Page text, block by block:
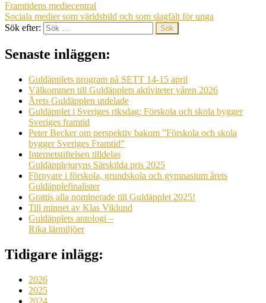
Framtidens mediecentral
Sociala medier som världsbild och som slagfält för unga
Sök efter:
Senaste inläggen:
Guldäpplets program på SETT 14-15 april
Välkommen till Guldäpplets aktiviteter våren 2026
Årets Guldäpplen utdelade
Guldäpplet i Sveriges riksdag: Förskola och skola bygger
Sveriges framtid
Peter Becker om perspektiv bakom ”Förskola och skola
bygger Sveriges Framtid”
Internetstiftelsen tilldelas
Guldäpplejuryns Särskilda pris 2025
Förnyare i förskola, grundskola och gymnasium årets
Guldäpplefinalister
Grattis alla nominerade till Guldäpplet 2025!
Till minnet av Klas Viklund
Guldäpplets antologi –
Rika lärmiljöer
Tidigare inlägg:
2026
2025
2024